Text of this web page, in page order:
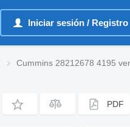
Iniciar sesión / Registro
Cummins 28212678 4195
PDF